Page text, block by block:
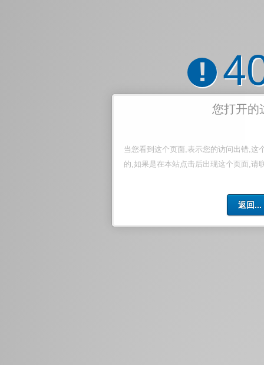
!
您打开的
当您看到这个页面,表示您的访问出错,这
的,如果是在本站点击后出现这个页面,请
返回...